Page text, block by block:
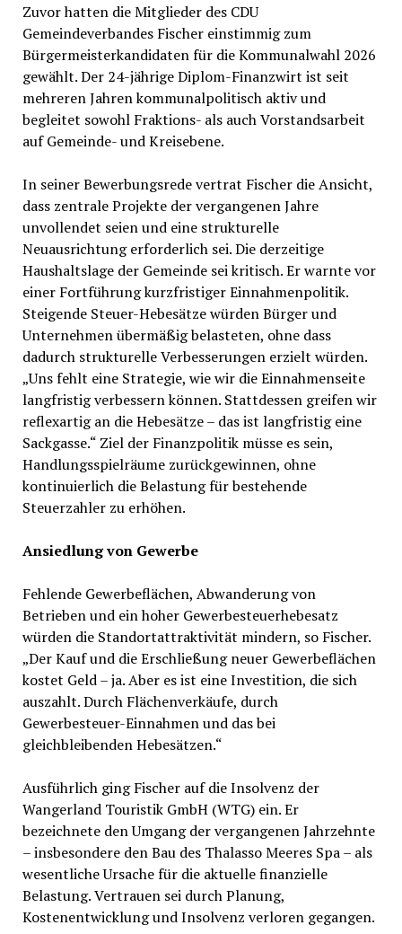
Zuvor hatten die Mitglieder des CDU
Gemeindeverbandes Fischer einstimmig zum
Bürgermeisterkandidaten für die Kommunalwahl 2026
gewählt. Der 24-jährige Diplom-Finanzwirt ist seit
mehreren Jahren kommunalpolitisch aktiv und
begleitet sowohl Fraktions- als auch Vorstandsarbeit
auf Gemeinde- und Kreisebene.
In seiner Bewerbungsrede vertrat Fischer die Ansicht,
dass zentrale Projekte der vergangenen Jahre
unvollendet seien und eine strukturelle
Neuausrichtung erforderlich sei. Die derzeitige
Haushaltslage der Gemeinde sei kritisch. Er warnte vor
einer Fortführung kurzfristiger Einnahmenpolitik.
Steigende Steuer-Hebesätze würden Bürger und
Unternehmen übermäßig belasteten, ohne dass
dadurch strukturelle Verbesserungen erzielt würden.
„Uns fehlt eine Strategie, wie wir die Einnahmenseite
langfristig verbessern können. Stattdessen greifen wir
reflexartig an die Hebesätze – das ist langfristig eine
Sackgasse.“ Ziel der Finanzpolitik müsse es sein,
Handlungsspielräume zurückgewinnen, ohne
kontinuierlich die Belastung für bestehende
Steuerzahler zu erhöhen.
Ansiedlung von Gewerbe
Fehlende Gewerbeflächen, Abwanderung von
Betrieben und ein hoher Gewerbesteuerhebesatz
würden die Standortattraktivität mindern, so Fischer.
„Der Kauf und die Erschließung neuer Gewerbeflächen
kostet Geld – ja. Aber es ist eine Investition, die sich
auszahlt. Durch Flächenverkäufe, durch
Gewerbesteuer-Einnahmen und das bei
gleichbleibenden Hebesätzen.“
Ausführlich ging Fischer auf die Insolvenz der
Wangerland Touristik GmbH (WTG) ein. Er
bezeichnete den Umgang der vergangenen Jahrzehnte
– insbesondere den Bau des Thalasso Meeres Spa – als
wesentliche Ursache für die aktuelle finanzielle
Belastung. Vertrauen sei durch Planung,
Kostenentwicklung und Insolvenz verloren gegangen.